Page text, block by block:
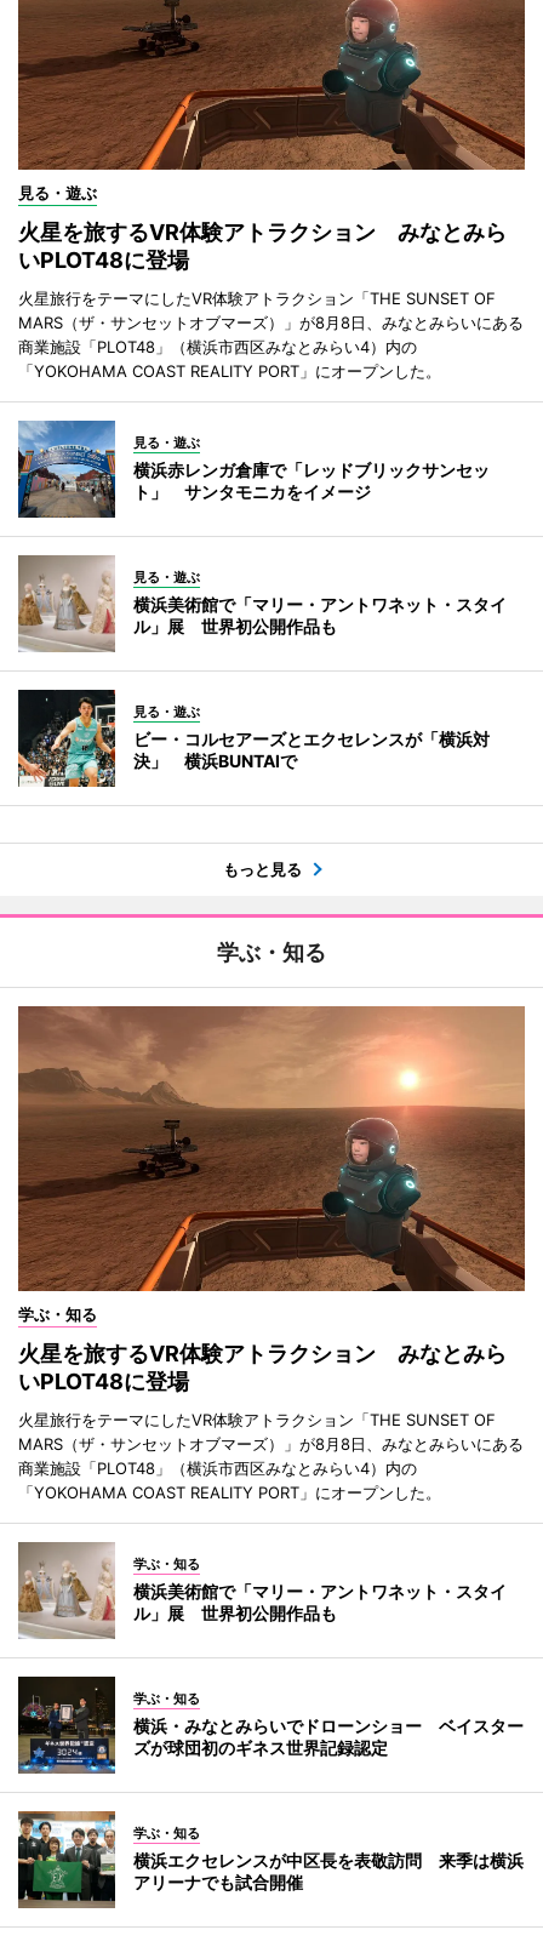
見る・遊ぶ
火星を旅するVR体験アトラクション みなとみら
いPLOT48に登場
火星旅行をテーマにしたVR体験アトラクション「THE SUNSET OF
MARS（ザ・サンセットオブマーズ）」が8月8日、みなとみらいにある
商業施設「PLOT48」（横浜市西区みなとみらい4）内の
「YOKOHAMA COAST REALITY PORT」にオープンした。
見る・遊ぶ
横浜赤レンガ倉庫で「レッドブリックサンセッ
ト」 サンタモニカをイメージ
見る・遊ぶ
横浜美術館で「マリー・アントワネット・スタイ
ル」展 世界初公開作品も
見る・遊ぶ
ビー・コルセアーズとエクセレンスが「横浜対
決」 横浜BUNTAIで
もっと見る
学ぶ・知る
学ぶ・知る
火星を旅するVR体験アトラクション みなとみら
いPLOT48に登場
火星旅行をテーマにしたVR体験アトラクション「THE SUNSET OF
MARS（ザ・サンセットオブマーズ）」が8月8日、みなとみらいにある
商業施設「PLOT48」（横浜市西区みなとみらい4）内の
「YOKOHAMA COAST REALITY PORT」にオープンした。
学ぶ・知る
横浜美術館で「マリー・アントワネット・スタイ
ル」展 世界初公開作品も
学ぶ・知る
横浜・みなとみらいでドローンショー ベイスター
ズが球団初のギネス世界記録認定
学ぶ・知る
横浜エクセレンスが中区長を表敬訪問 来季は横浜
アリーナでも試合開催